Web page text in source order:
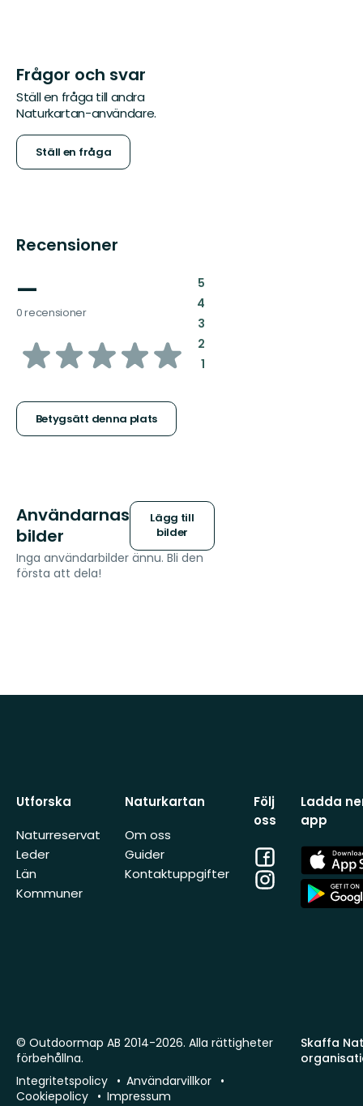
Frågor och svar
Ställ en fråga till andra
Naturkartan-användare.
Ställ en fråga
Recensioner
—
0 recensioner
av
stjärnor
Betygsätt denna plats
5:
4:
3:
2:
1:
Användarnas
bilder
Lägg till
bilder
Inga användarbilder ännu. Bli den
första att dela!
Utforska
Naturreservat
Leder
Län
Kommuner
Naturkartan
Om oss
Guider
Kontaktuppgifter
Följ
oss
Facebook
Instagram
Ladda
app
App
Store
App
Store
Skaffa
© Outdoormap AB 2014-2026. Alla rättigheter
förbehållna.
Integritetspolicy
Användarvillkor
Cookiepolicy
Impressum